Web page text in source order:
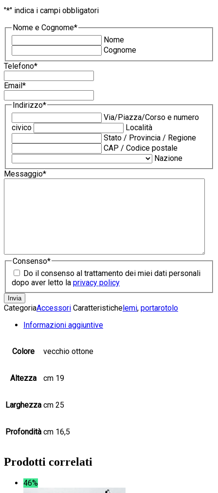
"*" indica i campi obbligatori
Nome e Cognome*
Nome
Cognome
Telefono*
Email*
Indirizzo*
Via/Piazza/Corso e numero
civico
Località
Stato / Provincia / Regione
CAP / Codice postale
Nazione
Messaggio*
Consenso*
Do il consenso al trattamento dei miei dati personali
dopo aver letto la privacy policy
CategoriaAccessori Caratteristiche lemi, portarotolo
Informazioni aggiuntive
Colore vecchio ottone
Altezza cm 19
Larghezza cm 25
Profondità cm 16,5
Prodotti correlati
46%